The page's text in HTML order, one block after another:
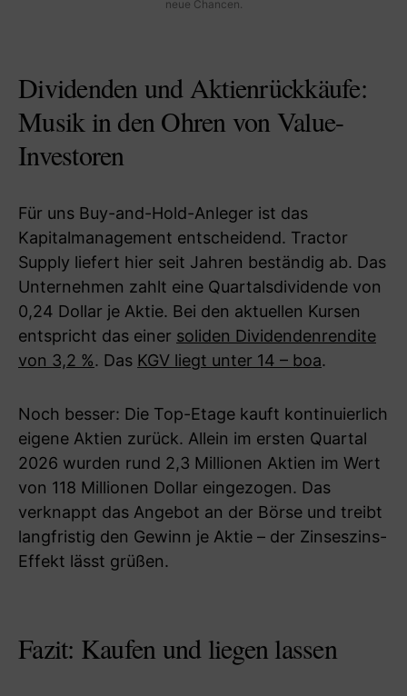
neue Chancen.
Dividenden und Aktienrückkäufe:
Musik in den Ohren von Value-
Investoren
Für uns Buy-and-Hold-Anleger ist das
Kapitalmanagement entscheidend. Tractor
Supply liefert hier seit Jahren beständig ab. Das
Unternehmen zahlt eine Quartalsdividende von
0,24 Dollar je Aktie. Bei den aktuellen Kursen
entspricht das einer soliden Dividendenrendite
von 3,2 %. Das KGV liegt unter 14 – boa.
Noch besser: Die Top-Etage kauft kontinuierlich
eigene Aktien zurück. Allein im ersten Quartal
2026 wurden rund 2,3 Millionen Aktien im Wert
von 118 Millionen Dollar eingezogen. Das
verknappt das Angebot an der Börse und treibt
langfristig den Gewinn je Aktie – der Zinseszins-
Effekt lässt grüßen.
Fazit: Kaufen und liegen lassen